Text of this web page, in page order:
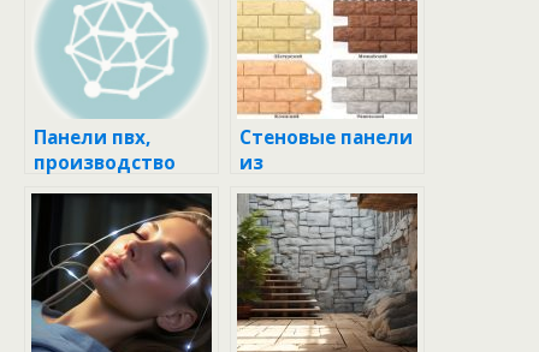
Панели пвх,
производство
панелей пвх,
стеновые панели
пвх
Стеновые панели
из
металлосайдинг
а